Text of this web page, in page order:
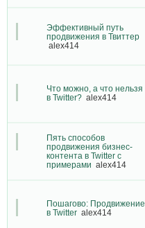
Эффективный путь
продвижения в Твиттер
alex414
Что можно, а что нельзя
в Twitter? alex414
Пять способов
продвижения бизнес-
контента в Twitter с
примерами alex414
Пошагово: Продвижение
в Twitter alex414